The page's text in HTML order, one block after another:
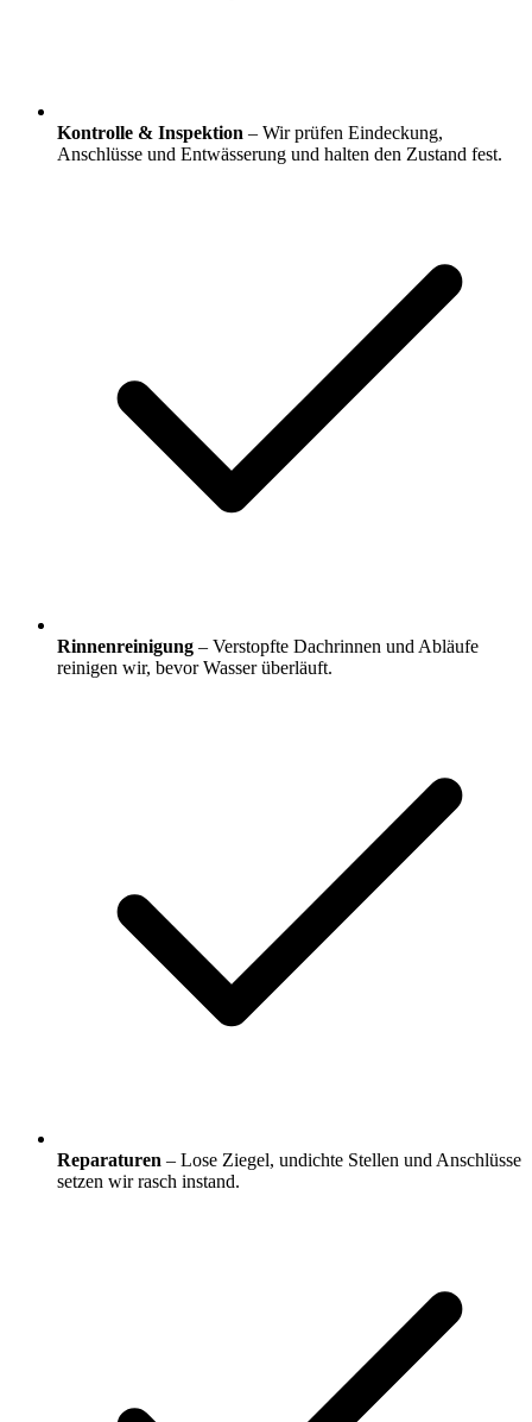
Kontrolle & Inspektion – Wir prüfen Eindeckung,
Anschlüsse und Entwässerung und halten den Zustand fest.
Rinnenreinigung – Verstopfte Dachrinnen und Abläufe
reinigen wir, bevor Wasser überläuft.
Reparaturen – Lose Ziegel, undichte Stellen und Anschlüsse
setzen wir rasch instand.